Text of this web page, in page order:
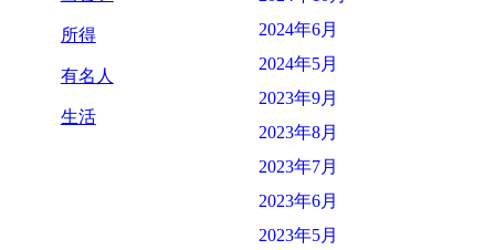
所得
有名人
生活
2024年6月
2024年5月
2023年9月
2023年8月
2023年7月
2023年6月
2023年5月